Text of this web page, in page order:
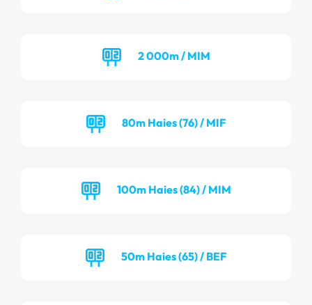
2 000m / MIM
80m Haies (76) / MIF
100m Haies (84) / MIM
50m Haies (65) / BEF